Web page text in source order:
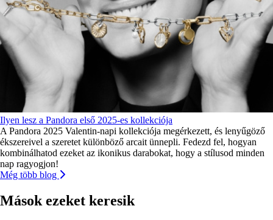
Ilyen lesz a Pandora első 2025-es kollekciója
A Pandora 2025 Valentin-napi kollekciója megérkezett, és lenyűgöző
ékszereivel a szeretet különböző arcait ünnepli. Fedezd fel, hogyan
kombinálhatod ezeket az ikonikus darabokat, hogy a stílusod minden
nap ragyogjon!
Még több blog
Mások ezeket keresik